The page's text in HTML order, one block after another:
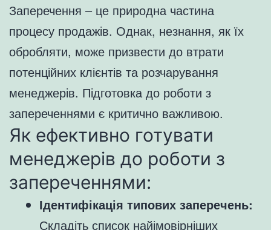
Заперечення – це природна частина
процесу продажів. Однак, незнання, як їх
обробляти, може призвести до втрати
потенційних клієнтів та розчарування
менеджерів. Підготовка до роботи з
запереченнями є критично важливою.
Як ефективно готувати
менеджерів до роботи з
запереченнями:
Ідентифікація типових заперечень:
Складіть список найімовірніших